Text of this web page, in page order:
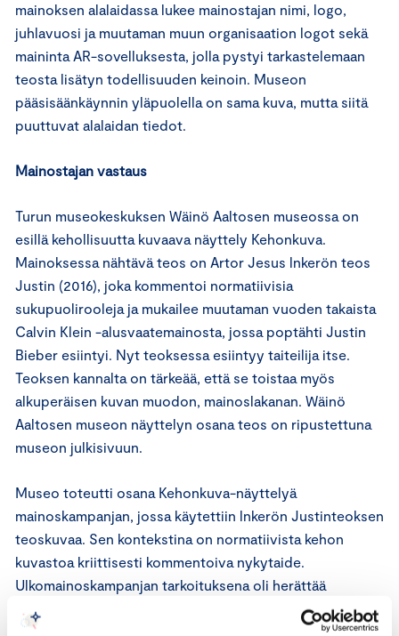
mainoksen alalaidassa lukee mainostajan nimi, logo,
juhlavuosi ja muutaman muun organisaation logot sekä
maininta AR-sovelluksesta, jolla pystyi tarkastelemaan
teosta lisätyn todellisuuden keinoin. Museon
pääsisäänkäynnin yläpuolella on sama kuva, mutta siitä
puuttuvat alalaidan tiedot.
Mainostajan vastaus
Turun museokeskuksen Wäinö Aaltosen museossa on
esillä kehollisuutta kuvaava näyttely Kehonkuva.
Mainoksessa nähtävä teos on Artor Jesus lnkerön teos
Justin (2016), joka kommentoi normatiivisia
sukupuolirooleja ja mukailee muutaman vuoden takaista
Calvin Klein -alusvaatemainosta, jossa poptähti Justin
Bieber esiintyi. Nyt teoksessa esiintyy taiteilija itse.
Teoksen kannalta on tärkeää, että se toistaa myös
alkuperäisen kuvan muodon, mainoslakanan. Wäinö
Aaltosen museon näyttelyn osana teos on ripustettuna
museon julkisivuun.
Museo toteutti osana Kehonkuva-näyttelyä
mainoskampanjan, jossa käytettiin lnkerön Justin­teoksen
teoskuvaa. Sen kontekstina on normatiivista kehon
kuvastoa kriittisesti kommentoiva nykytaide.
Ulkomainoskampanjan tarkoituksena oli herättää
ajatuksia osana suurempaa yhteiskunnallista keskustelua.
Museon katumainoksissa juuri museon nimi johdattaa